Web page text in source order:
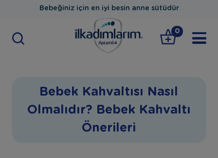
Bebeğiniz için en iyi besin anne sütüdür
0
Bebek Kahvaltısı Nasıl
Olmalıdır? Bebek Kahvaltı
Önerileri